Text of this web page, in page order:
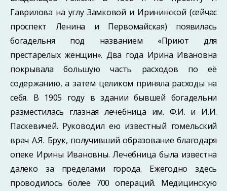
Гаврилова на углу Замковой и Ирининской (сейчас
проспект Ленина и Первомайская) появилась
богадельня под названием «Приют для
престарелых женщин». Два года Ирина Ивановна
покрывала большую часть расходов по её
содержанию, а затем целиком приняла расходы на
себя. В 1905 году в здании бывшей богадельни
разместилась глазная лечебница им. Ф.И. и И.И.
Паскевичей. Руководил ею известный гомельский
врач А.Я. Брук, получивший образование благодаря
опеке Ирины Ивановны. Лечебница была известна
далеко за пределами города. Ежегодно здесь
проводилось более 700 операций. Медицинскую